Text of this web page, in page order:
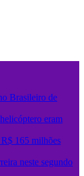
Brasileiro de
eram
165 milhões
neste segundo